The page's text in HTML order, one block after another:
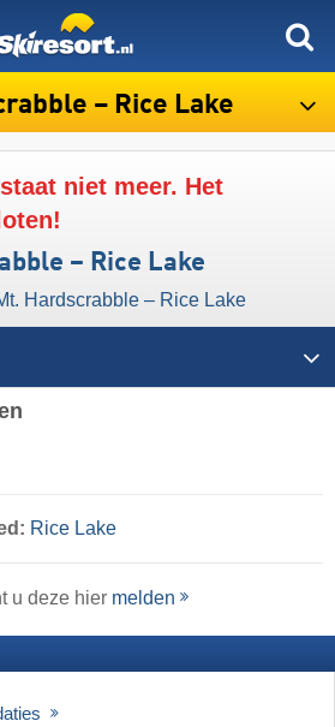
– Rice Lake
niet meer. Het
– Rice Lake
Hardscrabble – Rice Lake
Rice Lake
u deze hier melden